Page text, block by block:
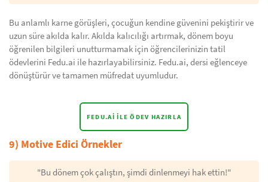
Bu anlamlı karne görüşleri, çocuğun kendine güvenini pekiştirir ve
uzun süre akılda kalır. Akılda kalıcılığı artırmak, dönem boyu
öğrenilen bilgileri unutturmamak için öğrencilerinizin tatil
ödevlerini Fedu.ai ile hazırlayabilirsiniz. Fedu.ai, dersi eğlenceye
dönüştürür ve tamamen müfredat uyumludur.
FEDU.AI ILE ÖDEV HAZIRLA
9) Motive Edici Örnekler
"Bu dönem çok çalıştın, şimdi dinlenmeyi hak ettin!"